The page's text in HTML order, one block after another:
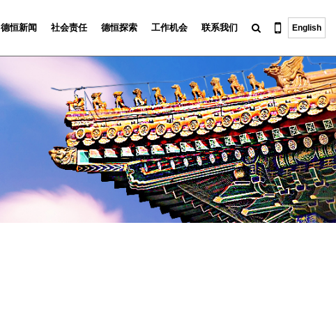
德恒新闻 社会责任 德恒探索 工作机会 联系我们 English